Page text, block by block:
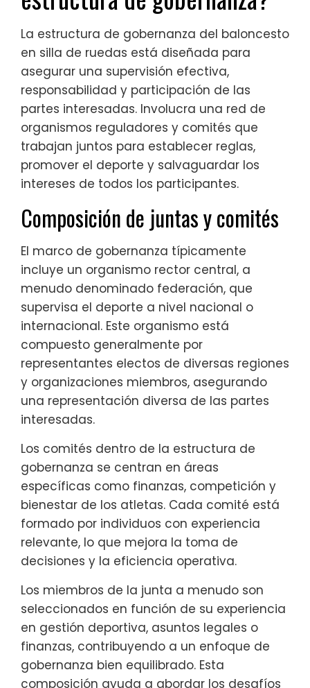
La estructura de gobernanza del baloncesto
en silla de ruedas está diseñada para
asegurar una supervisión efectiva,
responsabilidad y participación de las
partes interesadas. Involucra una red de
organismos reguladores y comités que
trabajan juntos para establecer reglas,
promover el deporte y salvaguardar los
intereses de todos los participantes.
Composición de juntas y comités
El marco de gobernanza típicamente
incluye un organismo rector central, a
menudo denominado federación, que
supervisa el deporte a nivel nacional o
internacional. Este organismo está
compuesto generalmente por
representantes electos de diversas regiones
y organizaciones miembros, asegurando
una representación diversa de las partes
interesadas.
Los comités dentro de la estructura de
gobernanza se centran en áreas
específicas como finanzas, competición y
bienestar de los atletas. Cada comité está
formado por individuos con experiencia
relevante, lo que mejora la toma de
decisiones y la eficiencia operativa.
Los miembros de la junta a menudo son
seleccionados en función de su experiencia
en gestión deportiva, asuntos legales o
finanzas, contribuyendo a un enfoque de
gobernanza bien equilibrado. Esta
composición ayuda a abordar los desafíos